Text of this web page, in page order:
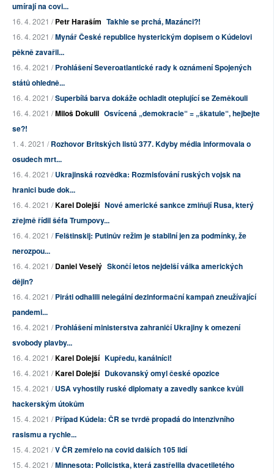
umírají na covi...
16. 4. 2021 /Petr Haraším Takhle se prchá, Mazánci?!
16. 4. 2021 /Mynář České republice hysterickým dopisem o Kúdelovi
pěkně zavařil...
16. 4. 2021 /Prohlášení Severoatlantické rady k oznámení Spojených
států ohledně...
16. 4. 2021 /Superbílá barva dokáže ochladit oteplující se Zeměkouli
16. 4. 2021 /Miloš Dokulil Osvícená „demokracie“ = „škatule“, hejbejte
se?!
1. 4. 2021 /Rozhovor Britských listů 377. Kdyby média informovala o
osudech mrt...
16. 4. 2021 /Ukrajinská rozvědka: Rozmisťování ruských vojsk na
hranici bude dok...
16. 4. 2021 /Karel Dolejší Nové americké sankce zmiňují Rusa, který
zřejmě řídil šéfa Trumpovy...
16. 4. 2021 /Felštinskij: Putinův režim je stabilní jen za podmínky, že
nerozpou...
16. 4. 2021 /Daniel Veselý Skončí letos nejdelší válka amerických
dějin?
16. 4. 2021 /Piráti odhalili nelegální dezinformační kampaň zneužívající
pandemi...
16. 4. 2021 /Prohlášení ministerstva zahraničí Ukrajiny k omezení
svobody plavby...
16. 4. 2021 /Karel Dolejší Kupředu, kanálníci!
16. 4. 2021 /Karel Dolejší Dukovanský omyl české opozice
15. 4. 2021 /USA vyhostily ruské diplomaty a zavedly sankce kvůli
hackerským útokům
15. 4. 2021 /Případ Kúdela: ČR se tvrdě propadá do intenzivního
rasismu a rychle...
15. 4. 2021 /V ČR zemřelo na covid dalších 105 lidí
15. 4. 2021 /Minnesota: Policistka, která zastřelila dvacetiletého